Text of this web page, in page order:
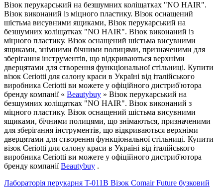
Візок перукарський на безшумних коліщатках "NO HAIR".
Візок виконаний із міцного пластику. Візок оснащений
шістьма висувними ящиками, Візок перукарський на
безшумних коліщатках "NO HAIR". Візок виконаний із
міцного пластику. Візок оснащений шістьма висувними
ящиками, знімними бічними полицями, призначеними для
зберігання інструментів, що відкриваються верхніми
дверцятами для створення функціональної стільниці. Купити
візок Ceriotti для салону краси в Україні від італійського
виробника Ceriotti ви можете у офіційного дистриб'ютора
бренду компанії « Beautybuy » Візок перукарський на
безшумних коліщатках "NO HAIR". Візок виконаний з
міцного пластику. Візок оснащений шістьма висувними
ящиками, бічними полицями, що знімаються, призначеними
для зберігання інструментів, що відкриваються верхніми
дверцятами для створення функціональної стільниці. Купити
візок Ceriotti для салону краси в Україні від італійського
виробника Ceriotti ви можете у офіційного дистриб'ютора
бренду компаніїBeautybuy .
Лабораторія перукарня T-011В Візок Comair Future бузковий